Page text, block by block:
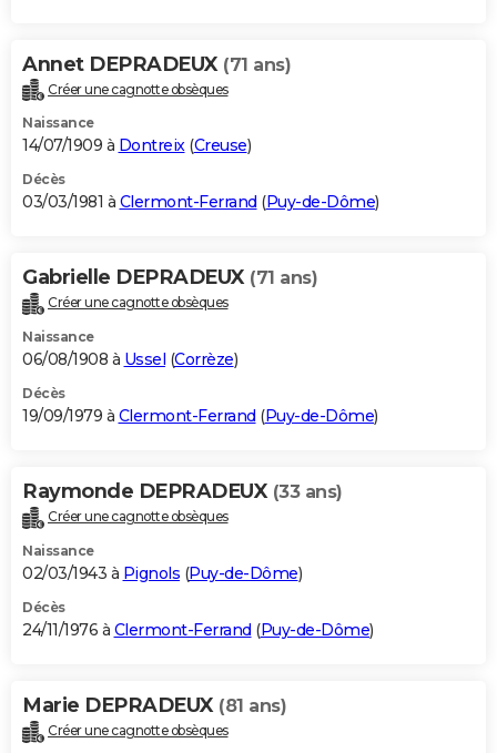
Annet DEPRADEUX (71 ans)
Créer une cagnotte obsèques
Naissance
14/07/1909 à Dontreix(Creuse)
Décès
03/03/1981 à Clermont-Ferrand (Puy-de-Dôme)
Gabrielle DEPRADEUX (71 ans)
Créer une cagnotte obsèques
Naissance
06/08/1908 à Ussel (Corrèze)
Décès
19/09/1979 à Clermont-Ferrand (Puy-de-Dôme)
Raymonde DEPRADEUX (33 ans)
Créer une cagnotte obsèques
Naissance
02/03/1943 à Pignols (Puy-de-Dôme)
Décès
24/11/1976 à Clermont-Ferrand (Puy-de-Dôme)
Marie DEPRADEUX (81 ans)
Créer une cagnotte obsèques